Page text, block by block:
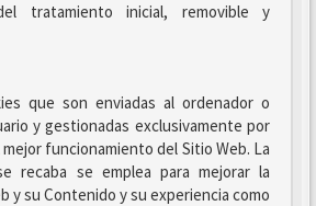
tratamiento inicial, removible y
que son enviadas al ordenador o
y gestionadas exclusivamente por
funcionamiento del Sitio Web. La
recaba se emplea para mejorar la
y su Contenido y su experiencia como